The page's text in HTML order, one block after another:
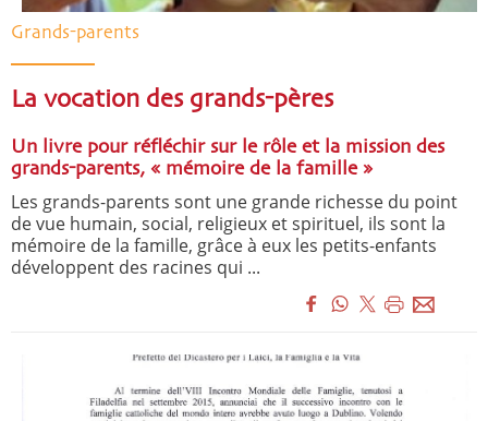
Grands-parents
La vocation des grands-pères
Un livre pour réfléchir sur le rôle et la mission des
grands-parents, « mémoire de la famille »
Les grands-parents sont une grande richesse du point
de vue humain, social, religieux et spirituel, ils sont la
mémoire de la famille, grâce à eux les petits-enfants
développent des racines qui ...